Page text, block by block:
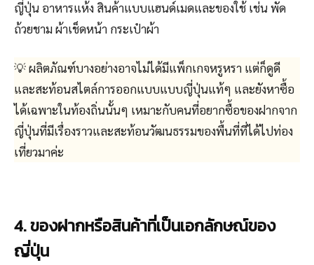
ญี่ปุ่น อาหารแห้ง สินค้าแบบแฮนด์เมดและของใช้ เช่น พัด
ถ้วยชาม ผ้าเช็ดหน้า กระเป๋าผ้า
💡 ผลิตภัณฑ์บางอย่างอาจไม่ได้มีแพ็กเกจหรูหรา แต่ก็ดูดี
และสะท้อนสไตล์การออกแบบแบบญี่ปุ่นแท้ๆ และยังหาซื้อ
ได้เฉพาะในท้องถิ่นนั้นๆ เหมาะกับคนที่อยากซื้อของฝากจาก
ญี่ปุ่นที่มีเรื่องราวและสะท้อนวัฒนธรรมของพื้นที่ที่ได้ไปท่อง
เที่ยวมาค่ะ
4. ของฝากหรือสินค้าที่เป็นเอกลักษณ์ของ
ญี่ปุ่น